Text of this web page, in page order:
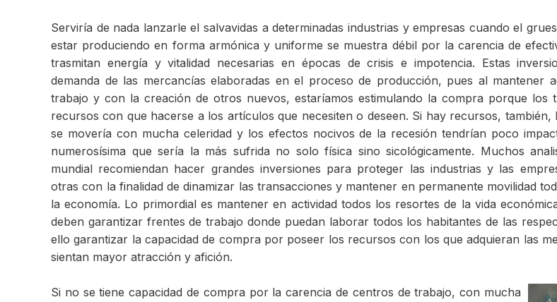
Serviría de nada lanzarle el salvavidas a determinadas industrias y empresas cuando el
estar produciendo en forma armónica y uniforme se muestra débil por la carencia de
trasmitan energía y vitalidad necesarias en épocas de crisis e impotencia. Estas
demanda de las mercancías elaboradas en el proceso de producción, pues al mantener
trabajo y con la creación de otros nuevos, estaríamos estimulando la compra porque los
recursos con que hacerse a los artículos que necesiten o deseen. Si hay recursos,
se movería con mucha celeridad y los efectos nocivos de la recesión tendrían poco
numerosísima que sería la más sufrida no solo física sino sicológicamente. Muchos
mundial recomiendan hacer grandes inversiones para proteger las industrias y las
otras con la finalidad de dinamizar las transacciones y mantener en permanente movilidad
la economía. Lo primordial es mantener en actividad todos los resortes de la vida
deben garantizar frentes de trabajo donde puedan laborar todos los habitantes de las
ello garantizar la capacidad de compra por poseer los recursos con los que adquieran las
sientan mayor atracción y afición.
Si no se tiene capacidad de compra por la carencia de centros de trabajo, con mucha